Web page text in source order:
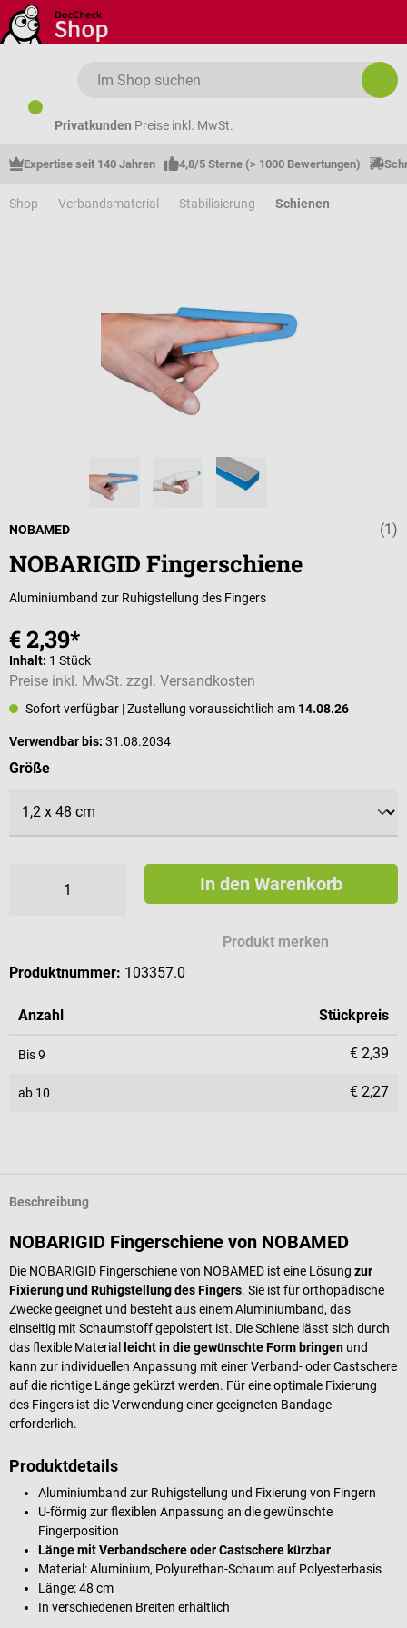
Zum Hauptinhalt springen
Privatkunden Preise inkl. MwSt.
Expertise seit 140 Jahren 4,8/5 Sterne (> 1000 Bewertungen)
Shop Verbandsmaterial Stabilisierung Schienen
(1)
NOBAMED
NOBARIGID Fingerschiene
Aluminiumband zur Ruhigstellung des Fingers
€ 2,39*
Inhalt: 1 Stück
Preise inkl. MwSt. zzgl. Versandkosten
Sofort verfügbar | Zustellung voraussichtlich am 14.08.26
Verwendbar bis: 31.08.2034
Größeauswählen
In den Warenkorb
Produkt merken
Produktnummer: 103357.0
Anzahl Stückpreis
Bis9 € 2,39
ab 10 € 2,27
Beschreibung
NOBARIGID Fingerschiene von NOBAMED
Die NOBARIGID Fingerschiene von NOBAMED ist eine Lösung zur
Fixierung und Ruhigstellung des Fingers. Sie ist für orthopädische
Zwecke geeignet und besteht aus einem Aluminiumband, das
einseitig mit Schaumstoff gepolstert ist. Die Schiene lässt sich durch
das flexible Material
leicht in die gewünschte Form bringen und
kann zur individuellen Anpassung mit einer Verband- oder Castschere
auf die richtige Länge gekürzt werden. Für eine optimale Fixierung
des Fingers ist die Verwendung einer geeigneten Bandage
erforderlich.
Produktdetails
Aluminiumband zur Ruhigstellung und Fixierung von Fingern
U-förmig zur flexiblen Anpassung an die gewünschte
Fingerposition
Länge mit Verbandschere oder Castschere kürzbar
Material: Aluminium, Polyurethan-Schaum auf Polyesterbasis
Länge: 48 cm
In verschiedenen Breiten erhältlich